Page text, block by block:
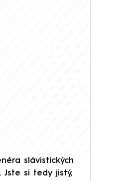
slávistických
Jste si tedy jistý,